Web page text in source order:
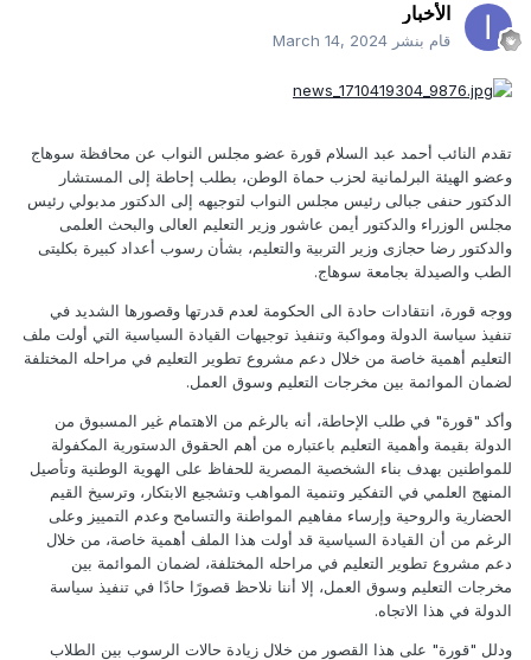
الأخبار
قام بنشر March 14, 2024
تقدم النائب أحمد عبد السلام قورة عضو مجلس النواب عن محافظة سوهاج
وعضو الهيئة البرلمانية لحزب حماة الوطن، بطلب إحاطة إلى المستشار
الدكتور حنفى جبالى رئيس مجلس النواب لتوجيهه إلى الدكتور مدبولي رئيس
مجلس الوزراء والدكتور أيمن عاشور وزير التعليم العالى والبحث العلمى
والدكتور رضا حجازى وزير التربية والتعليم، بشأن رسوب أعداد كبيرة بكليتى
الطب والصيدلة بجامعة سوهاج.
ووجه قورة، انتقادات حادة الى الحكومة لعدم قدرتها وقصورها الشديد في
تنفيذ سياسة الدولة ومواكبة وتنفيذ توجيهات القيادة السياسية التي أولت ملف
التعليم أهمية خاصة من خلال دعم مشروع تطوير التعليم في مراحله المختلفة
لضمان الموائمة بين مخرجات التعليم وسوق العمل.
وأكد "قورة" في طلب الإحاطة، أنه بالرغم من الاهتمام غير المسبوق من
الدولة بقيمة وأهمية التعليم باعتباره من أهم الحقوق الدستورية المكفولة
للمواطنين بهدف بناء الشخصية المصرية للحفاظ على الهوية الوطنية وتأصيل
المنهج العلمي في التفكير وتنمية المواهب وتشجيع الابتكار، وترسيخ القيم
الحضارية والروحية وإرساء مفاهيم المواطنة والتسامح وعدم التمييز وعلى
الرغم من أن القيادة السياسية قد أولت هذا الملف أهمية خاصة، من خلال
دعم مشروع تطوير التعليم في مراحله المختلفة، لضمان الموائمة بين
مخرجات التعليم وسوق العمل، إلا أننا نلاحظ قصورًا حادًا في تنفيذ سياسة
الدولة في هذا الاتجاه.
ودلل "قورة" على هذا القصور من خلال زيادة حالات الرسوب بين الطلاب